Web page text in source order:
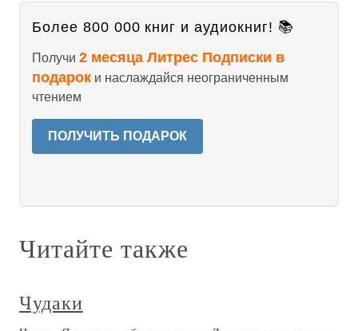
Более 800 000 книг и аудиокниг! 📚
Получи 2 месяца Литрес Подписки в
подарок и наслаждайся неограниченным
чтением
ПОЛУЧИТЬ ПОДАРОК
Читайте также
Чудаки